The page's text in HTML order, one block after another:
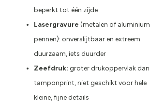
beperkt tot één zijde
Lasergravure (metalen of aluminium
pennen): onverslijtbaar en extreem
duurzaam, iets duurder
Zeefdruk: groter drukoppervlak dan
tamponprint, niet geschikt voor hele
kleine, fijne details